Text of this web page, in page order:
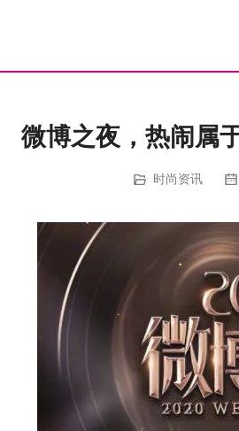
微博之夜，热闹属
时尚资讯